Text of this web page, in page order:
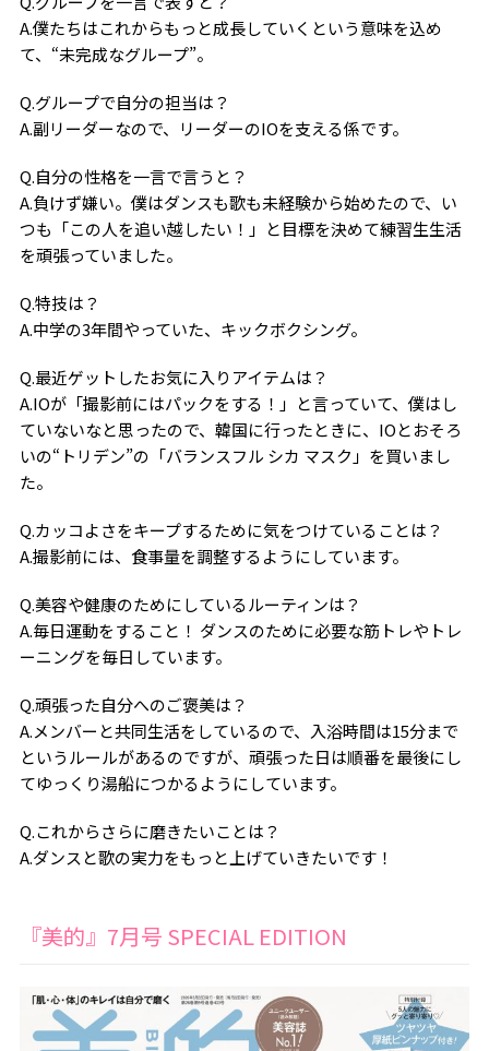
A.僕たちはこれからもっと成長していくという意味を込め
て、“未完成なグループ”。
Q.グループで自分の担当は？
A.副リーダーなので、リーダーのIOを支える係です。
Q.自分の性格を一言で言うと？
A.負けず嫌い。僕はダンスも歌も未経験から始めたので、い
つも「この人を追い越したい！」と目標を決めて練習生生活
を頑張っていました。
Q.特技は？
A.中学の3年間やっていた、キックボクシング。
Q.最近ゲットしたお気に入りアイテムは？
A.IOが「撮影前にはパックをする！」と言っていて、僕はし
ていないなと思ったので、韓国に行ったときに、IOとおそろ
いの“トリデン”の「バランスフル シカ マスク」を買いまし
た。
Q.カッコよさをキープするために気をつけていることは？
A.撮影前には、食事量を調整するようにしています。
Q.美容や健康のためにしているルーティンは？
A.毎日運動をすること！ ダンスのために必要な筋トレやトレ
ーニングを毎日しています。
Q.頑張った自分へのご褒美は？
A.メンバーと共同生活をしているので、入浴時間は15分まで
というルールがあるのですが、頑張った日は順番を最後にし
てゆっくり湯船につかるようにしています。
Q.これからさらに磨きたいことは？
A.ダンスと歌の実力をもっと上げていきたいです！
『美的』7月号 SPECIAL EDITION